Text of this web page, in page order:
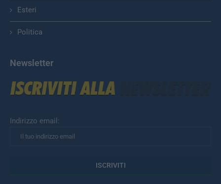
Esteri
Politica
Newsletter
Indirizzo email: